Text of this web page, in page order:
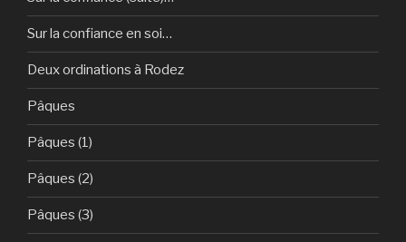
Sur la confiance en soi…
Deux ordinations à Rodez
Pâques
Pâques (1)
Pâques (2)
Pâques (3)